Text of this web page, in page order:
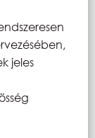
jeles